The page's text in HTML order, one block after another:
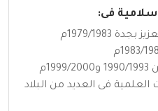
فى:
فى العديد من البلاد